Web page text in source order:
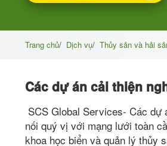
Trang chủ/ Dịch vụ/ Thủy sản và hải
Các dự án cải thiện
SCS Global Services- Các
nối quý vị với mạng lưới toàn
khoa học biển và quản lý thủy